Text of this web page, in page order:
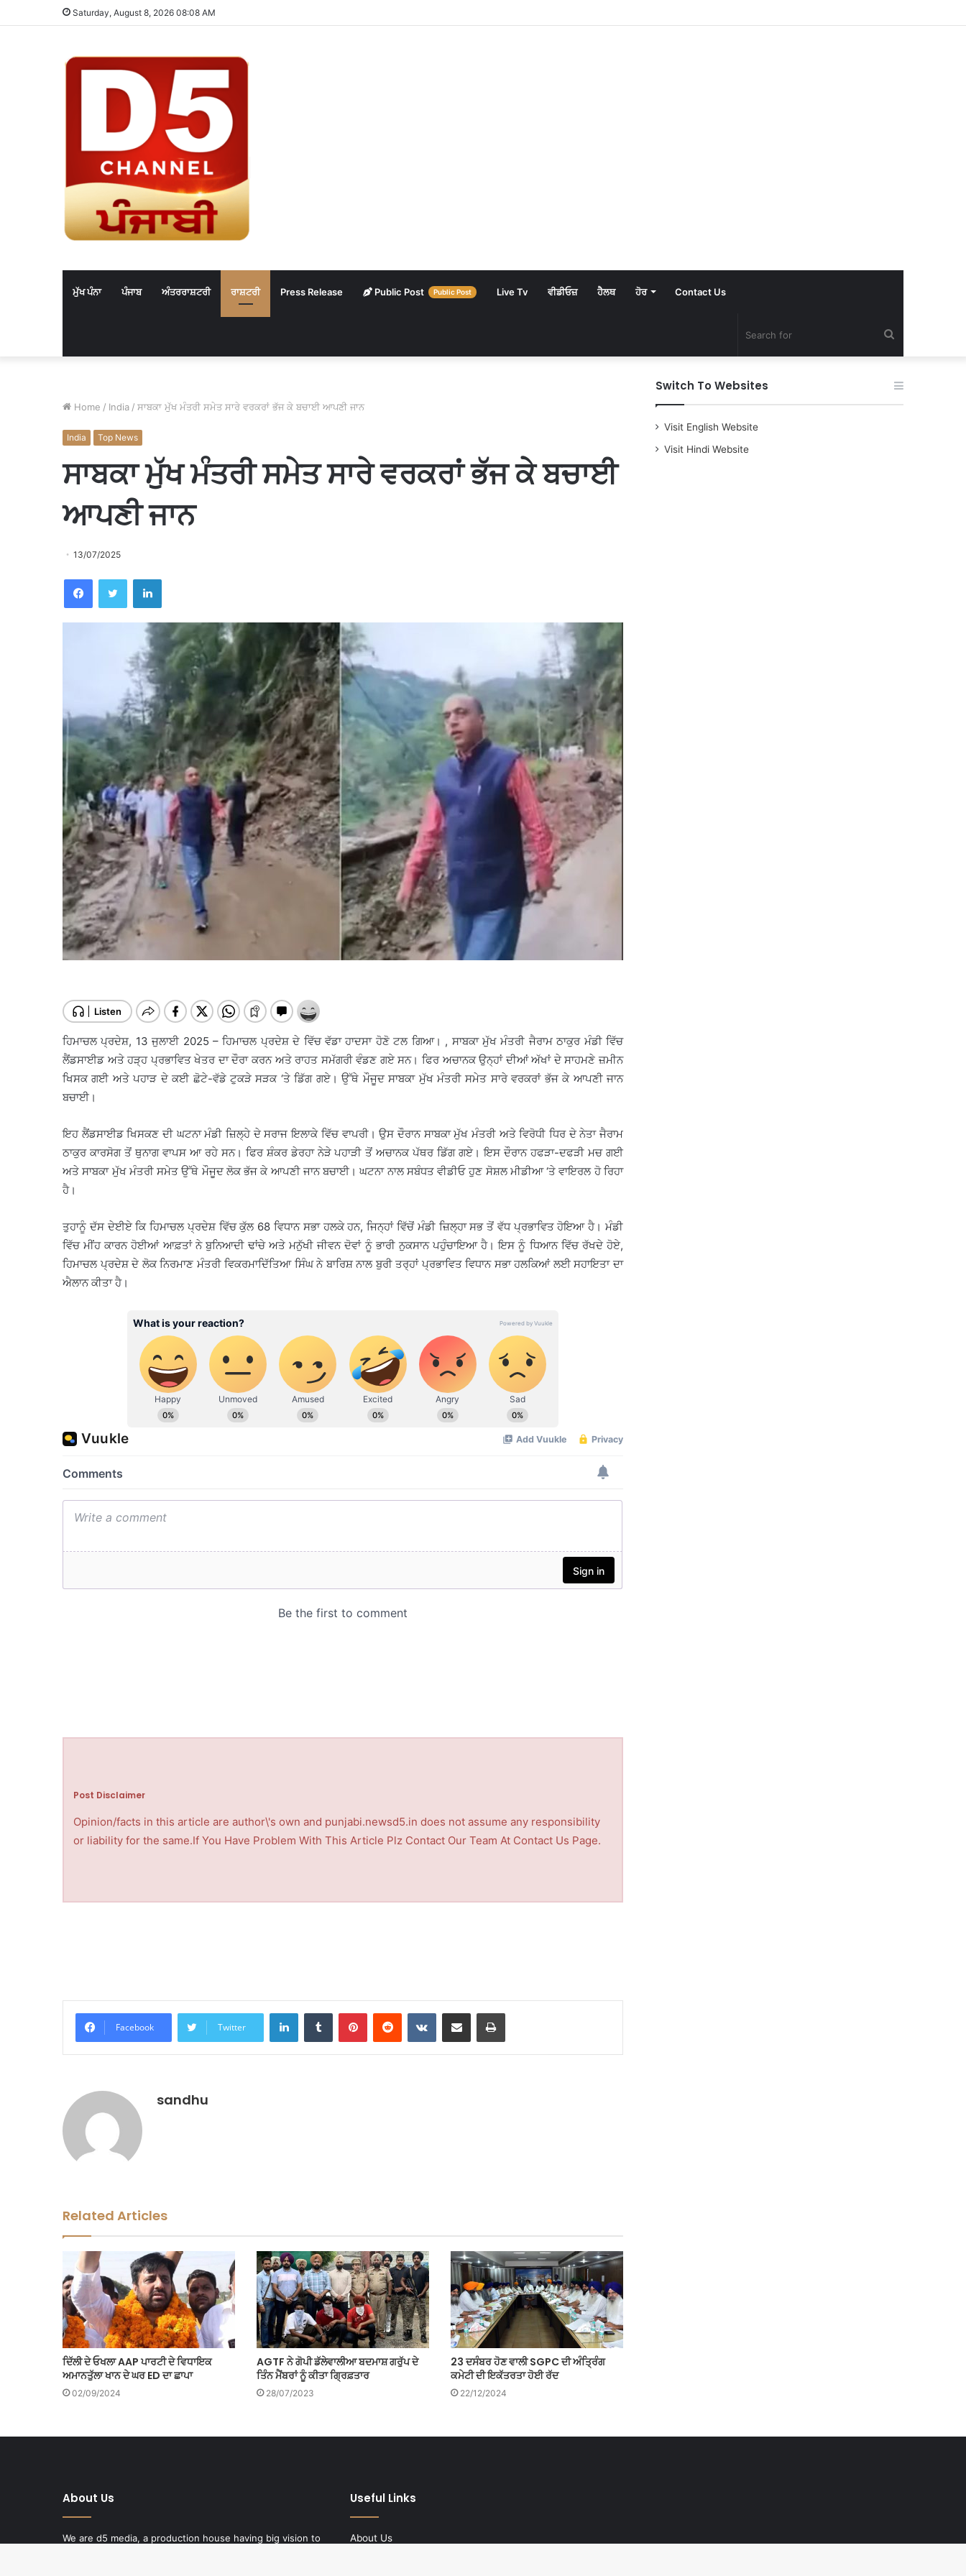
Saturday, August 8, 2026 08:08 AM
ਮੁੱਖ ਪੰਨਾ ਪੰਜਾਬ ਅੰਤਰਰਾਸ਼ਟਰੀ ਰਾਸ਼ਟਰੀ Press Release Public Post Public Post Live Tv ਵੀਡੀਓਜ਼ ਹੈਲਥ ਹੋਰ Contact Us
Home / India / ਸਾਬਕਾ ਮੁੱਖ ਮੰਤਰੀ ਸਮੇਤ ਸਾਰੇ ਵਰਕਰਾਂ ਭੱਜ ਕੇ ਬਚਾਈ ਆਪਣੀ ਜਾਨ
India Top News
ਸਾਬਕਾ ਮੁੱਖ ਮੰਤਰੀ ਸਮੇਤ ਸਾਰੇ ਵਰਕਰਾਂ ਭੱਜ ਕੇ ਬਚਾਈ
ਆਪਣੀ ਜਾਨ
13/07/2025
ਹਿਮਾਚਲ ਪ੍ਰਦੇਸ਼, 13 ਜੁਲਾਈ 2025 – ਹਿਮਾਚਲ ਪ੍ਰਦੇਸ਼ ਦੇ ਵਿੱਚ ਵੱਡਾ ਹਾਦਸਾ ਹੋਣੋ ਟਲ ਗਿਆ। , ਸਾਬਕਾ ਮੁੱਖ ਮੰਤਰੀ ਜੈਰਾਮ ਠਾਕੁਰ ਮੰਡੀ ਵਿੱਚ
ਲੈਂਡਸਾਈਡ ਅਤੇ ਹੜ੍ਹ ਪ੍ਰਭਾਵਿਤ ਖੇਤਰ ਦਾ ਦੌਰਾ ਕਰਨ ਅਤੇ ਰਾਹਤ ਸਮੱਗਰੀ ਵੰਡਣ ਗਏ ਸਨ। ਫਿਰ ਅਚਾਨਕ ਉਨ੍ਹਾਂ ਦੀਆਂ ਅੱਖਾਂ ਦੇ ਸਾਹਮਣੇ ਜ਼ਮੀਨ
ਖਿਸਕ ਗਈ ਅਤੇ ਪਹਾੜ ਦੇ ਕਈ ਛੋਟੇ-ਵੱਡੇ ਟੁਕੜੇ ਸੜਕ ‘ਤੇ ਡਿੱਗ ਗਏ। ਉੱਥੇ ਮੌਜੂਦ ਸਾਬਕਾ ਮੁੱਖ ਮੰਤਰੀ ਸਮੇਤ ਸਾਰੇ ਵਰਕਰਾਂ ਭੱਜ ਕੇ ਆਪਣੀ ਜਾਨ
ਬਚਾਈ।
ਇਹ ਲੈਂਡਸਾਈਡ ਖਿਸਕਣ ਦੀ ਘਟਨਾ ਮੰਡੀ ਜ਼ਿਲ੍ਹੇ ਦੇ ਸਰਾਜ ਇਲਾਕੇ ਵਿੱਚ ਵਾਪਰੀ। ਉਸ ਦੌਰਾਨ ਸਾਬਕਾ ਮੁੱਖ ਮੰਤਰੀ ਅਤੇ ਵਿਰੋਧੀ ਧਿਰ ਦੇ ਨੇਤਾ ਜੈਰਾਮ
ਠਾਕੁਰ ਕਾਰਸੋਗ ਤੋਂ ਥੁਨਾਗ ਵਾਪਸ ਆ ਰਹੇ ਸਨ। ਫਿਰ ਸ਼ੰਕਰ ਡੇਰਹਾ ਨੇੜੇ ਪਹਾੜੀ ਤੋਂ ਅਚਾਨਕ ਪੱਥਰ ਡਿੱਗ ਗਏ। ਇਸ ਦੌਰਾਨ ਹਫੜਾ-ਦਫੜੀ ਮਚ ਗਈ
ਅਤੇ ਸਾਬਕਾ ਮੁੱਖ ਮੰਤਰੀ ਸਮੇਤ ਉੱਥੇ ਮੌਜੂਦ ਲੋਕ ਭੱਜ ਕੇ ਆਪਣੀ ਜਾਨ ਬਚਾਈ। ਘਟਨਾ ਨਾਲ ਸਬੰਧਤ ਵੀਡੀਓ ਹੁਣ ਸੋਸ਼ਲ ਮੀਡੀਆ ‘ਤੇ ਵਾਇਰਲ ਹੋ ਰਿਹਾ
ਹੈ।
ਤੁਹਾਨੂੰ ਦੱਸ ਦੇਈਏ ਕਿ ਹਿਮਾਚਲ ਪ੍ਰਦੇਸ਼ ਵਿੱਚ ਕੁੱਲ 68 ਵਿਧਾਨ ਸਭਾ ਹਲਕੇ ਹਨ, ਜਿਨ੍ਹਾਂ ਵਿੱਚੋਂ ਮੰਡੀ ਜ਼ਿਲ੍ਹਾ ਸਭ ਤੋਂ ਵੱਧ ਪ੍ਰਭਾਵਿਤ ਹੋਇਆ ਹੈ। ਮੰਡੀ
ਵਿੱਚ ਮੀਂਹ ਕਾਰਨ ਹੋਈਆਂ ਆਫ਼ਤਾਂ ਨੇ ਬੁਨਿਆਦੀ ਢਾਂਚੇ ਅਤੇ ਮਨੁੱਖੀ ਜੀਵਨ ਦੋਵਾਂ ਨੂੰ ਭਾਰੀ ਨੁਕਸਾਨ ਪਹੁੰਚਾਇਆ ਹੈ। ਇਸ ਨੂੰ ਧਿਆਨ ਵਿੱਚ ਰੱਖਦੇ ਹੋਏ,
ਹਿਮਾਚਲ ਪ੍ਰਦੇਸ਼ ਦੇ ਲੋਕ ਨਿਰਮਾਣ ਮੰਤਰੀ ਵਿਕਰਮਾਦਿੱਤਿਆ ਸਿੰਘ ਨੇ ਬਾਰਿਸ਼ ਨਾਲ ਬੁਰੀ ਤਰ੍ਹਾਂ ਪ੍ਰਭਾਵਿਤ ਵਿਧਾਨ ਸਭਾ ਹਲਕਿਆਂ ਲਈ ਸਹਾਇਤਾ ਦਾ
ਐਲਾਨ ਕੀਤਾ ਹੈ।
Post Disclaimer
Opinion/facts in this article are author\'s own and punjabi.newsd5.in does not assume any responsibility
or liability for the same.If You Have Problem With This Article Plz Contact Our Team At Contact Us Page.
Facebook Twitter
sandhu
Related Articles
ਦਿੱਲੀ ਦੇ ਓਖਲਾ AAP ਪਾਰਟੀ ਦੇ ਵਿਧਾਇਕ
ਅਮਾਨਤੁੱਲਾ ਖਾਨ ਦੇ ਘਰ ED ਦਾ ਛਾਪਾ
02/09/2024
AGTF ਨੇ ਗੋਪੀ ਡੱਲੇਵਾਲੀਆ ਬਦਮਾਸ਼ ਗਰੁੱਪ ਦੇ
ਤਿੰਨ ਮੈਂਬਰਾਂ ਨੂੰ ਕੀਤਾ ਗ੍ਰਿਫ਼ਤਾਰ
28/07/2023
23 ਦਸੰਬਰ ਹੋਣ ਵਾਲੀ SGPC ਦੀ ਅੰਤ੍ਰਿੰਗ
ਕਮੇਟੀ ਦੀ ਇਕੱਤਰਤਾ ਹੋਈ ਰੱਦ
22/12/2024
Switch To Websites
Visit English Website
Visit Hindi Website
About Us
We are d5 media, a production house having big vision to
Useful Links
About Us